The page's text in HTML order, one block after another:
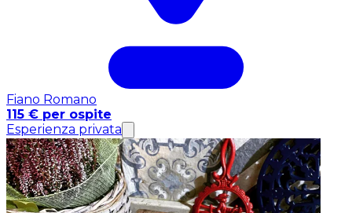
Fiano Romano
115 € per ospite
Esperienza privata